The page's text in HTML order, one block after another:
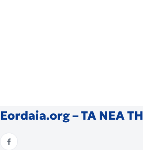
Eordaia.org – ΤΑ ΝΕΑ